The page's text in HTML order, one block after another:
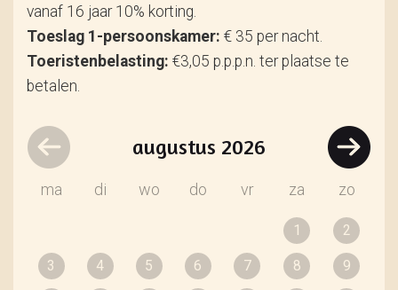
vanaf 16 jaar 10% korting.
Toeslag 1-persoonskamer: € 35 per nacht.
Toeristenbelasting: €3,05 p.p.p.n. ter plaatse te
betalen.
augustus 2026
ma di wo do vr za zo
1 2
3 4 5 6 7 8 9